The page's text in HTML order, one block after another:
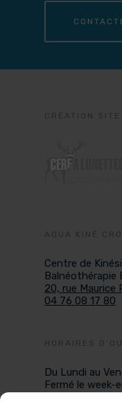
CRÉATION SITE
AQUA KINÉ
Centre de
Balnéothérapie
20, rue Maurice
04 76 08 17 80
HORAIRES
Du Lundi au
Fermé le week-